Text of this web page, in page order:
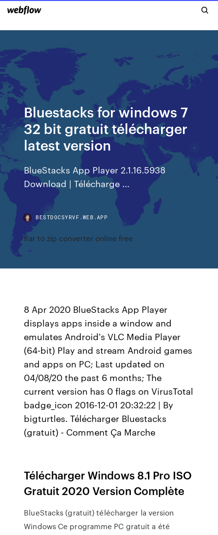
Bluestacks for windows 7
32 bit gratuit télécharger
latest version
BlueStacks App Player 2.1.16.5938
Download | Télécharge ...
BESTDOCSYRVF.WEB.APP
Rar to zip converter online free
8 Apr 2020 BlueStacks App Player
displays apps inside a window and
emulates Android's VLC Media Player
(64-bit) Play and stream Android games
and apps on PC; Last updated on
04/08/20 the past 6 months; The
current version has 0 flags on VirusTotal
badge_icon 2016-12-01 20:32:22 | By
bigturtles. Télécharger Bluestacks
(gratuit) - Comment Ça Marche
Télécharger Windows 8.1 Pro ISO
Gratuit 2020 Version Complète
BlueStacks (gratuit) télécharger la version
Windows Ce programme PC gratuit a été